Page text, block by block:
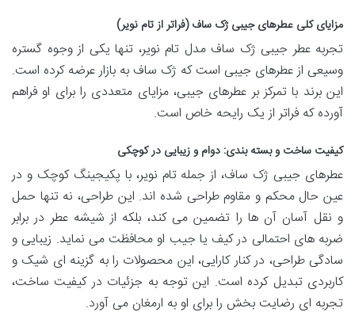
مزایای کلی عطرهای جیبی ژک ساف (فراتر از تام نویر)
تجربه عطر جیبی ژک ساف مدل تام نویر، تنها یکی از وجوه گستره
وسیعی از عطرهای جیبی است که ژک ساف به بازار عرضه کرده است.
این برند با تمرکز بر عطرهای جیبی، مزایای متعددی را برای او فراهم
آورده که فراتر از یک رایحه خاص است.
کیفیت ساخت و بسته بندی: دوام و زیبایی در کوچکی
عطرهای جیبی ژک ساف، از جمله تام نویر، با پکیجینگ کوچک و در
عین حال محکم و مقاوم طراحی شده اند. این طراحی، نه تنها حمل
و نقل آسان آن ها را تضمین می کند، بلکه از شیشه عطر در برابر
ضربه های احتمالی در کیف یا جیب او محافظت می نماید. زیبایی و
سادگی طراحی، در کنار کارایی، این محصولات را به گزینه ای شیک و
کاربردی تبدیل کرده است. این توجه به جزئیات در کیفیت ساخت،
تجربه ای رضایت بخش را برای او به ارمغان می آورد.